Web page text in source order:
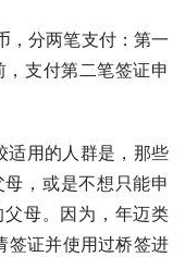
，分两笔支付：第一
支付第二笔签证申
适用的人群是，那些
，或是不想只能申
母。因为，年迈类
证并使用过桥签进